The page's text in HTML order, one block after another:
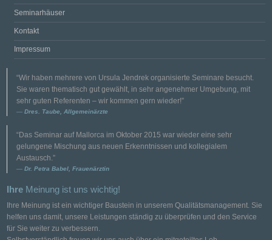
Seminarhäuser
Kontakt
Impressum
“Wir haben mehrere von Ursula Jendrek organisierte Seminare besucht.
Sie waren thematisch gut gewählt, in sehr angenehmer Umgebung, mit
sehr guten Referenten – wir kommen gern wieder!”
Dres. Taube, Allgemeinärzte
“Das Seminar auf Mallorca im Oktober 2015 war wieder eine sehr
gelungene Mischung aus neuen Erkenntnissen und kollegialem
Austausch.”
Dr. Petra Babel, Frauenärztin
Ihre Meinung ist uns wichtig!
Ihre Meinung ist ein wichtiger Baustein in unserem Qualitätsmanagement. Sie
helfen uns damit, unsere Leistungen ständig zu überprüfen und den Service
für Sie weiter zu verbessern.